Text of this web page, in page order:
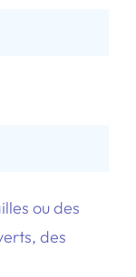
ou des
des